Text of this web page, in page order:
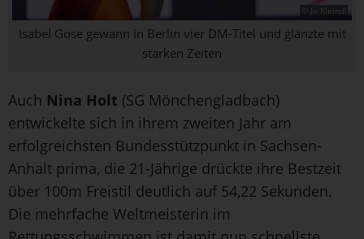
© Jo Kleindl
Isabel Gose gewann in Berlin vier DM-Titel und glänzte mit
starken Zeiten
Auch Nina Holt (SG Mönchengladbach)
entwickelte sich in ihrem zweiten Jahr am
erfolgreichsten Bundesstützpunkt in Sachsen-
Anhalt prima, die 21-Jährige drückte ihre Bestzeit
über 100m Freistil deutlich auf 54,22 Sekunden.
Die mehrfache Weltmeisterin im